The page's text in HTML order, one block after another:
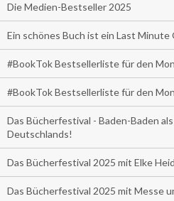
Die Medien-Bestseller 2025
Ein schönes Buch ist ein Last Minute
#BookTok Bestsellerliste für den
#BookTok Bestsellerliste für den
Das Bücherfestival - Baden-Baden
Deutschlands!
Das Bücherfestival 2025 mit Elke
Das Bücherfestival 2025 mit Messe